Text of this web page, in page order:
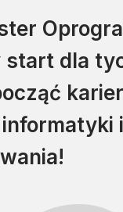
start dla
i